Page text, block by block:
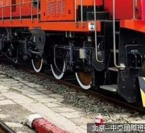
北京─中亞國際